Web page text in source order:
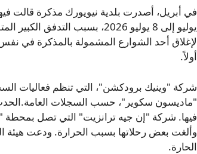
يوليو إلى 8 يوليو 2026، بسبب
لإغلاق أحد الشوارع المشمولة بالمذكرة في
أولاً.
شركة "وينيك برودكشن"، التي تنظم فعاليات
"ماديسون سكوير"، حسب السجلات
فيها. شركة "إن جيه ترانزيت" التي تصل بمحطة
وألغت بعض رحلاتها بسبب الحرارة. ودعت
الحارة.